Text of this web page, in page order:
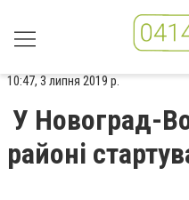
10:47, 3 липня 2019 р.
У Новоград-
районі